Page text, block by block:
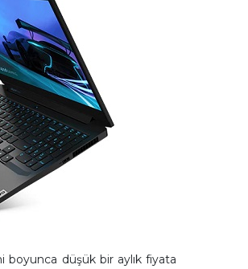
boyunca düşük bir aylık fiyata